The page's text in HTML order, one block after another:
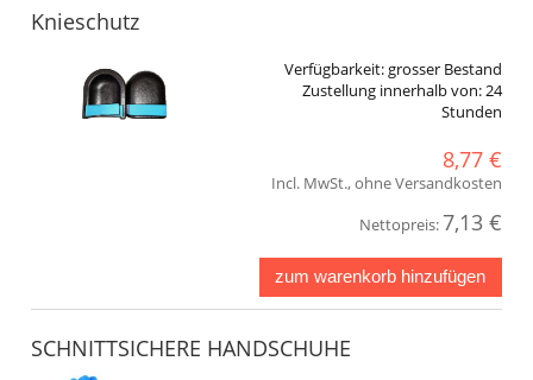
Knieschutz
Verfügbarkeit:grosser Bestand
Zustellung innerhalb von:24
Stunden
8,77 €
Incl. MwSt., ohne Versandkosten
Nettopreis:7,13 €
zum warenkorb hinzufügen
SCHNITTSICHERE HANDSCHUHE